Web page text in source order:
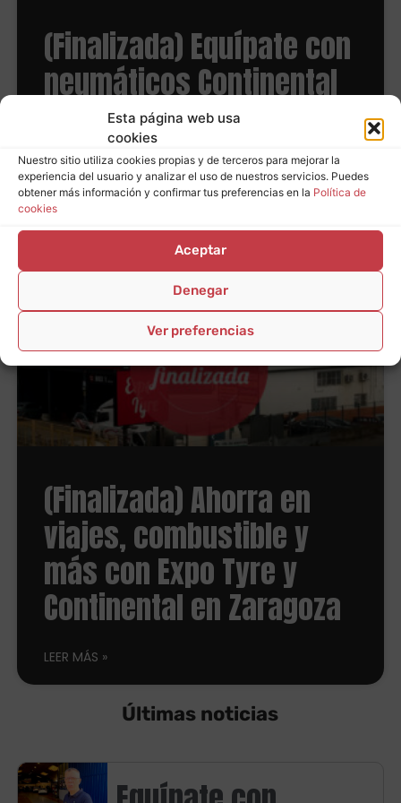
Esta página web usa
cookies
Nuestro sitio utiliza cookies propias y de terceros para mejorar la
experiencia del usuario y analizar el uso de nuestros servicios. Puedes
obtener más información y confirmar tus preferencias en la Política de
cookies
Aceptar
Denegar
Ver preferencias
(Finalizada) Equípate con
neumáticos Continental
y ahorra hasta 100€ en
carburante
LEER MÁS
(Finalizada) Ahorra en
viajes, combustible y
más con Expo Tyre y
Continental en Zaragoza
LEER MÁS
Últimas noticias